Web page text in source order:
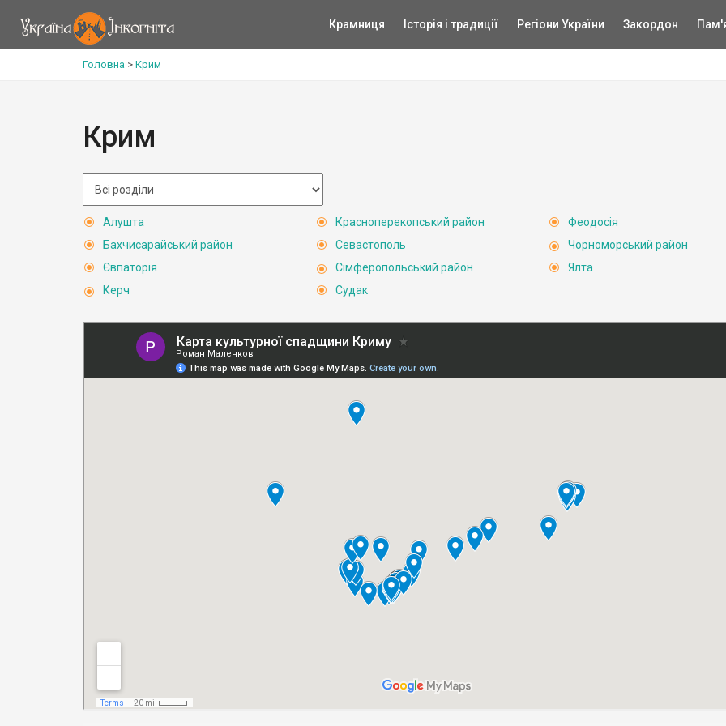
Крамниця Історія і традиції Регіони України Закордон
Головна > Крим
Крим
Алушта
Бахчисарайський район
Євпаторія
Керч
Красноперекопський район
Севастополь
Сімферопольський район
Судак
Феодосія
Чорноморський район
Ялта